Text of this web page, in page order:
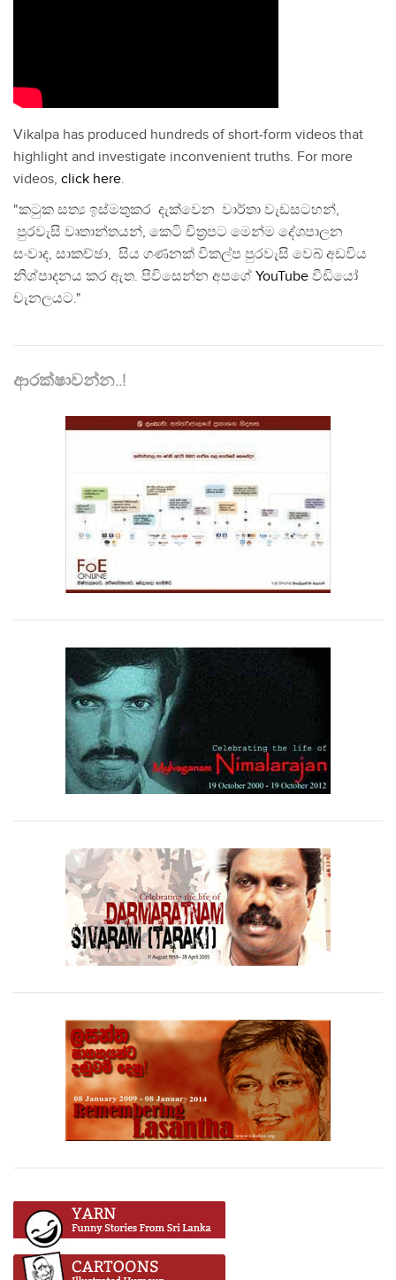
Vikalpa has produced hundreds of short-form videos that
highlight and investigate inconvenient truths. For more
videos, click here.
"කටුක සත්‍ය ඉස්මතුකර දැක්වෙන වාර්තා වැඩසටහන්,
පුරවැසි වෘතාන්තයන්, කෙටි චිත්‍රපට මෙන්ම දේශපාලන
සංවාද, සාකච්ඡා, සිය ගණනක් විකල්ප පුරවැසි වෙබ් අඩවිය
නිශ්පාදනය කර ඇත. පිවිසෙන්න අපගේ YouTube වීඩියෝ
චැනලයට."
ආරක්ෂාවන්න..!